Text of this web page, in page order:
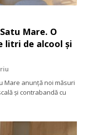
Mare. O
litri de alcool și
Mare anunță noi măsuri
și contrabandă cu